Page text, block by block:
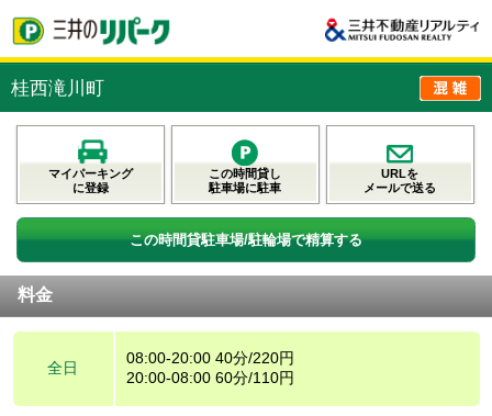
桂西滝川町
マイパーキング
に登録
この時間貸し
駐車場に駐車
URLを
メールで送る
この時間貸駐車場/駐輪場で精算する
料金
全日
08:00-20:00 40分/220円
20:00-08:00 60分/110円